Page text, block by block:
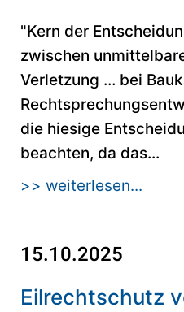
"Kern der
zwischen
Verletzung … bei
die hiesige
beachten, da das...
>> weiterlesen...
15.10.2025
Eilrechtschutz